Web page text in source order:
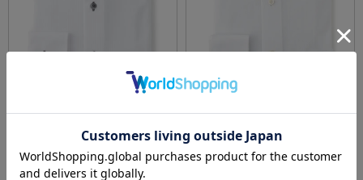
【冷感/完全ノーアイロン】長袖アイシャツ
【バイオセンサークール】ストライプ調ボタ
ンダウンストライプ形態安定ストレッチ防汚
効果吸汗速乾ワイシャツ春夏
価格： 6,259円 (税込)
【完全ノーアイロン】長袖アイシャツシャド
ーストライプセミワイド形態安定ストレッチ
吸汗速乾ワイシャツ通年
価格：